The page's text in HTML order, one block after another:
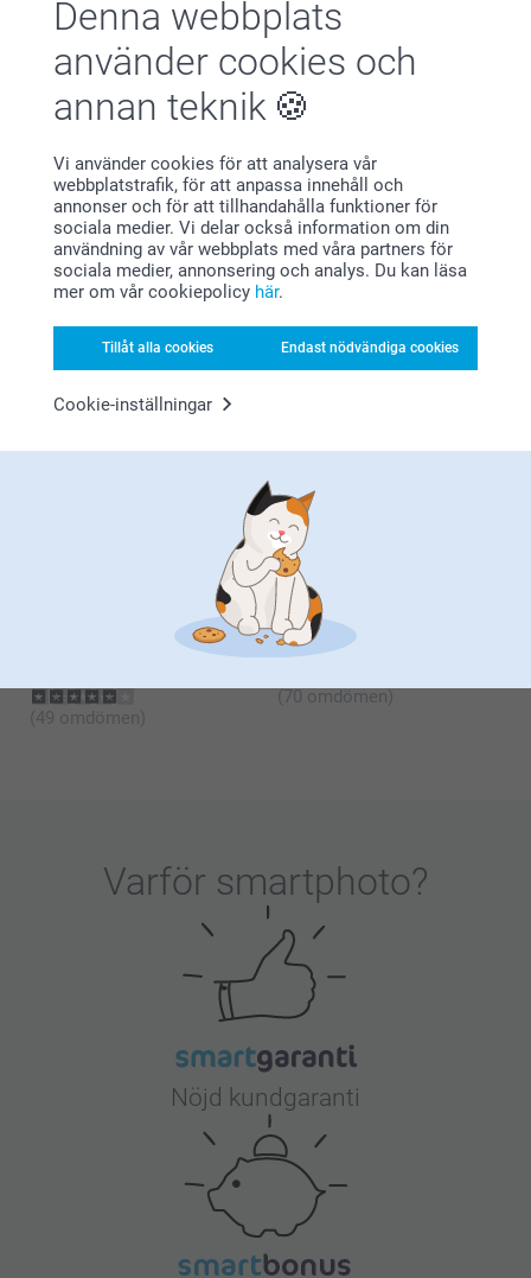
Denna webbplats
använder cookies och
annan teknik
Vi använder cookies för att analysera vår
webbplatstrafik, för att anpassa innehåll och
annonser och för att tillhandahålla funktioner för
sociala medier. Vi delar också information om din
användning av vår webbplats med våra partners för
sociala medier, annonsering och analys. Du kan läsa
mer om vår cookiepolicy här.
Tillåt alla cookies Endast nödvändiga cookies
Cookie-inställningar
Kirsi @smartphoto
Visa reaktioner
13:43
Stort tack för dina ⭐️⭐️⭐️⭐️ och omdöme, vi är glada
att du är nöjd med dina Minikort 😊
Jag önskar dig en fin dag!
Varma hälsningar,
Kirsi @smartphoto
Malin,
2024-08-16
Snabb leverans och bra kvalitet
Visa reaktioner
10:52
Hej Malin,
glada att du är nöjd med dina Minikort:)
Visa mer
Mer än 10 varianter
Från
(3 omdömen)
Fotokort med effektlack
(49 omdömen)
Tekopp
169,00
(70 omdömen)
Varför smartphoto?
Nöjd kundgaranti